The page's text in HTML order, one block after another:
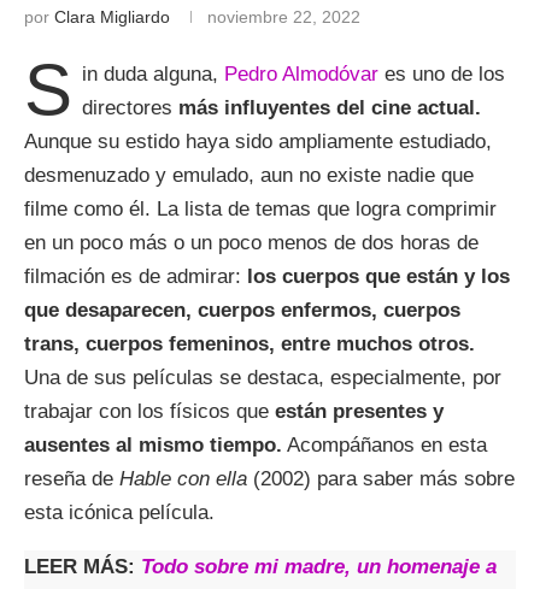
por Clara Migliardo noviembre 22, 2022
S in duda alguna, Pedro Almodóvar es uno de los
directores más influyentes del cine actual.
Aunque su estido haya sido ampliamente estudiado,
desmenuzado y emulado, aun no existe nadie que
filme como él. La lista de temas que logra comprimir
en un poco más o un poco menos de dos horas de
filmación es de admirar: los cuerpos que están y los
que desaparecen, cuerpos enfermos, cuerpos
trans, cuerpos femeninos, entre muchos otros.
Una de sus películas se destaca, especialmente, por
trabajar con los físicos que están presentes y
ausentes al mismo tiempo. Acompáñanos en esta
reseña de Hable con ella (2002) para saber más sobre
esta icónica película.
LEER MÁS: Todo sobre mi madre, un homenaje a